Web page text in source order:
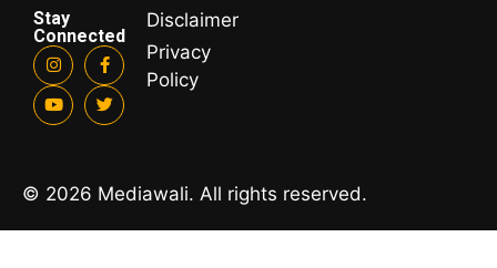
Stay
Connected
Disclaimer
Privacy
Policy
© 2026 Mediawali. All rights reserved.